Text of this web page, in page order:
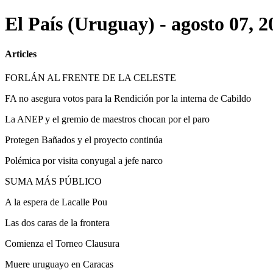
El País (Uruguay) - agosto 07,
Articles
FORLÁN AL FRENTE DE LA CELESTE
FA no asegura votos para la Rendición por la interna de Cabildo
La ANEP y el gremio de maestros chocan por el paro
Protegen Bañados y el proyecto continúa
Polémica por visita conyugal a jefe narco
SUMA MÁS PÚBLICO
A la espera de Lacalle Pou
Las dos caras de la frontera
Comienza el Torneo Clausura
Muere uruguayo en Caracas